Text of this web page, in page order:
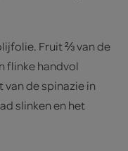
Fruit ⅔ van de
flinke handvol
de spinazie in
slinken en het